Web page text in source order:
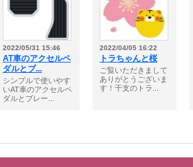
2022/05/31 15:46
AT車のアクセルペ
ダルとブ...
シンプルで使いやす
いAT車のアクセルペ
ダルとブレー...
2022/04/05 16:22
トラちゃんと桜
ご覧いただきまして
ありがとうございま
す！干支のトラ...